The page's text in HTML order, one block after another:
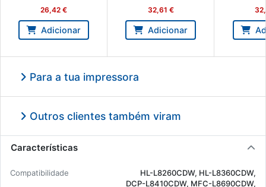
Preto Re­ma­nu­fac­tu­rado -
006R04759 - Brother
305937
26,42 €
Adicionar
Ma­genta Re­ma­nu­fac­tu­rado
- 006R04761 - Brother
305947
32,61 €
Adicionar
Ama­relo
-
305952
Para a tua impressora
Outros clientes também viram
Características
Com­pa­ti­bi­li­dade
HL-L8260CDW, HL-L8360CDW,
DCP-L8410CDW, MFC-L8690CDW,